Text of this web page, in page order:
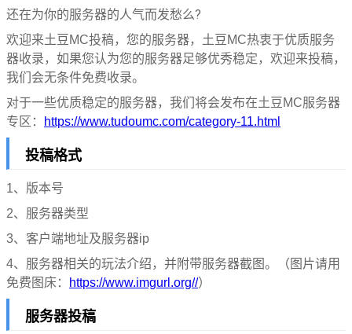
还在为你的服务器的人气而发愁么?
欢迎来土豆MC投稿，您的服务器，土豆MC热衷于优质服务
器收录，如果您认为您的服务器足够优秀稳定，欢迎来投稿，
我们会无条件免费收录。
对于一些优质稳定的服务器，我们将会发布在土豆MC服务器
专区：
https://www.tudoumc.com/category-11.html
投稿格式
1、版本号
2、服务器类型
3、客户端地址及服务器ip
4、服务器相关的玩法介绍，并附带服务器截图。
（图片请用
免费图床：
https://www.imgurl.org//）
服务器投稿